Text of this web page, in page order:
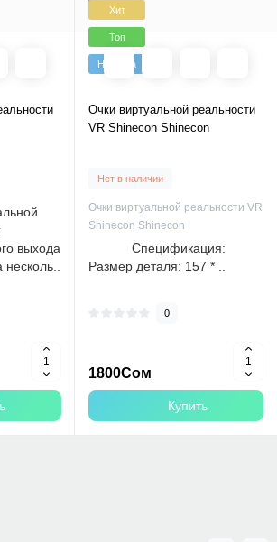
выхода
Хит
Топ
Новинка
Очки виртуальной реальности
VR Shinecon Shinecon
Нет в наличии
Очки виртуальной реальности VR
Shinecon Shinecon
Спецификация:
Размер деталя: 157 * ..
0
1800Сом
Купить